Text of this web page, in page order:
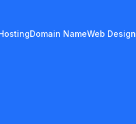
Domain NameWeb Design